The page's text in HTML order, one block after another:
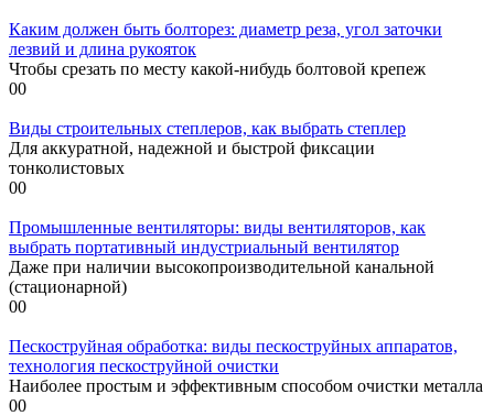
Каким должен быть болторез: диаметр реза, угол заточки
лезвий и длина рукояток
Чтобы срезать по месту какой-нибудь болтовой крепеж
00
Виды строительных степлеров, как выбрать степлер
Для аккуратной, надежной и быстрой фиксации
тонколистовых
00
Промышленные вентиляторы: виды вентиляторов, как
выбрать портативный индустриальный вентилятор
Даже при наличии высокопроизводительной канальной
(стационарной)
00
Пескоструйная обработка: виды пескоструйных аппаратов,
технология пескоструйной очистки
Наиболее простым и эффективным способом очистки металла
00